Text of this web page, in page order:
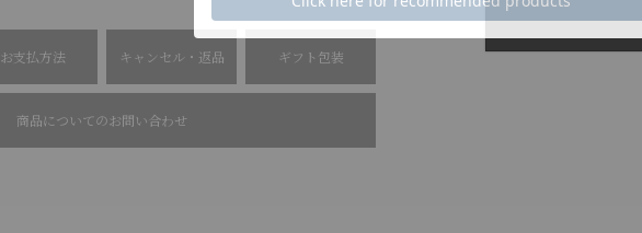
お支払方法 キャンセル・返品 ギフト包装
商品についてのお問い合わせ